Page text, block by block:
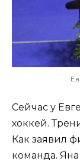
Сейчас у
хоккей.
Как заявил
команда.